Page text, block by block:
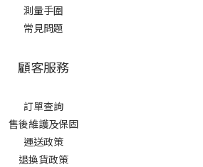
測量手圍
常見問題
顧客服務
訂單查詢
售後維護及保固
運送政策
退換貨政策